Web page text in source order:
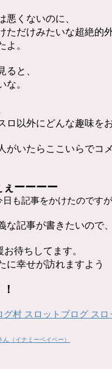
悪くないのに、
ただけみたいな超絶的
よ。
ると、
な。
ロ以外にどんな趣味を
がいたらここいらでコ
ーーーー
も記事をかけたのですが
な記事が書きたいので、
待ちしてます。
に幸せが訪れますよう
（イナミーベイベー）